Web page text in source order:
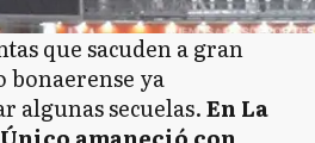
que sacuden a gran
ya
algunas secuelas.En La